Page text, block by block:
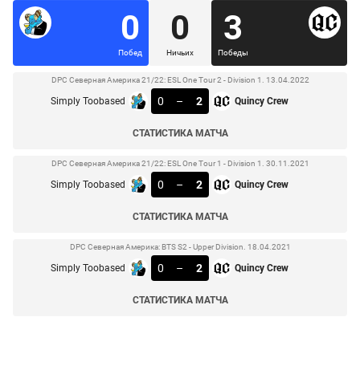
0
Побед
0
Ничьих
3
Победы
DPC Северная Америка 21/22: ESL One Tour 2 - Division 1. 13.04.2022
Simply Toobased 0 – 2 Quincy Crew
СТАТИСТИКА МАТЧА
DPC Северная Америка 21/22: ESL One Tour 1 - Division 1. 30.11.2021
Simply Toobased 0 – 2 Quincy Crew
СТАТИСТИКА МАТЧА
DPC Северная Америка: BTS S2 - Upper Division. 18.04.2021
Simply Toobased 0 – 2 Quincy Crew
СТАТИСТИКА МАТЧА